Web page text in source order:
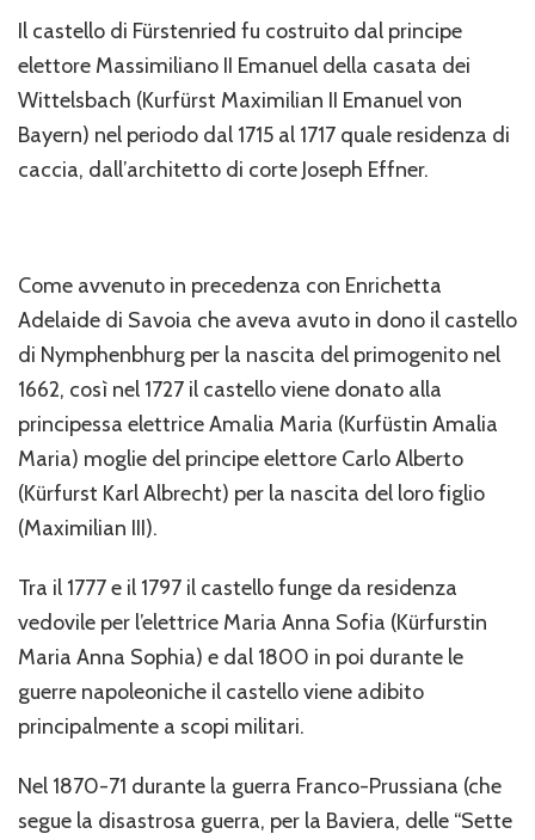
Il castello di Fürstenried fu costruito dal principe
elettore Massimiliano II Emanuel della casata dei
Wittelsbach (Kurfürst Maximilian II Emanuel von
Bayern) nel periodo dal 1715 al 1717 quale residenza di
caccia, dall’architetto di corte Joseph Effner.
Come avvenuto in precedenza con Enrichetta
Adelaide di Savoia che aveva avuto in dono il castello
di Nymphenbhurg per la nascita del primogenito nel
1662, così nel 1727 il castello viene donato alla
principessa elettrice Amalia Maria (Kurfüstin Amalia
Maria) moglie del principe elettore Carlo Alberto
(Kürfurst Karl Albrecht) per la nascita del loro figlio
(Maximilian III).
Tra il 1777 e il 1797 il castello funge da residenza
vedovile per l’elettrice Maria Anna Sofia (Kürfurstin
Maria Anna Sophia) e dal 1800 in poi durante le
guerre napoleoniche il castello viene adibito
principalmente a scopi militari.
Nel 1870-71 durante la guerra Franco-Prussiana (che
segue la disastrosa guerra, per la Baviera, delle “Sette